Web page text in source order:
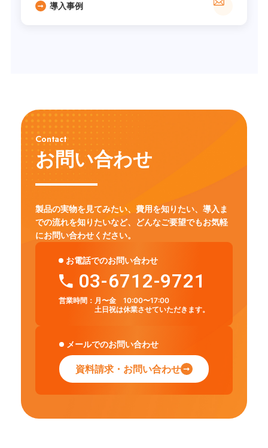
導入事例
Contact
お問い合わせ
製品の実物を見てみたい、費用を知りたい、導入ま
での流れを知りたいなど、
どんなご要望でもお気軽
にお問い合わせください。
お電話でのお問い合わせ
03-6712-9721
営業時間： 月〜金 10:00〜17:00
土日祝は休業させていただきます。
メールでのお問い合わせ
資料請求・お問い合わせ